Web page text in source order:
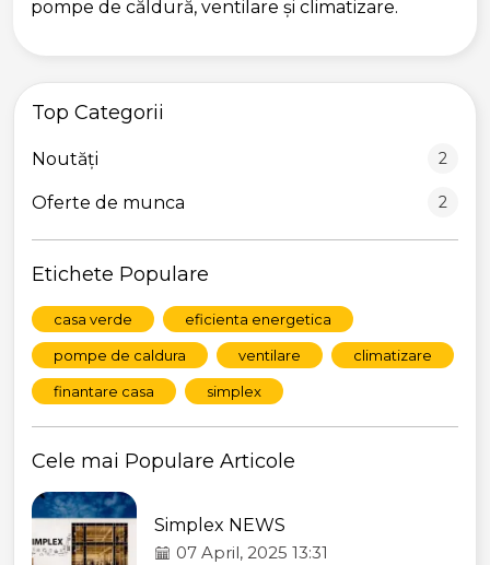
pompe de căldură, ventilare și climatizare.
Top Categorii
Noutăți
Oferte de munca
Etichete Populare
casa verde eficienta energetica
pompe de caldura ventilare climatizare
finantare casa simplex
Cele mai Populare Articole
Simplex NEWS
07 April, 2025 13:31